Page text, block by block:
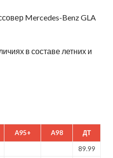
Mercedes-Benz GLA
в составе летних и
A95+ A98 ДТ
89.99